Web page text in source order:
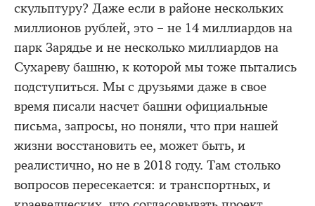
скульптуру? Даже если в районе нескольких
миллионов рублей, это – не 14 миллиардов на
парк Зарядье и не несколько миллиардов на
Сухареву башню, к которой мы тоже пытались
подступиться. Мы с друзьями даже в свое
время писали насчет башни официальные
письма, запросы, но поняли, что при нашей
жизни восстановить ее, может быть, и
реалистично, но не в 2018 году. Там столько
вопросов пересекается: и транспортных, и